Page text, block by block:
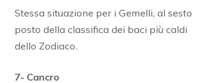
Stessa situazione per i Gemelli, al sesto
posto della classifica dei baci più caldi
dello Zodiaco.
7- Cancro